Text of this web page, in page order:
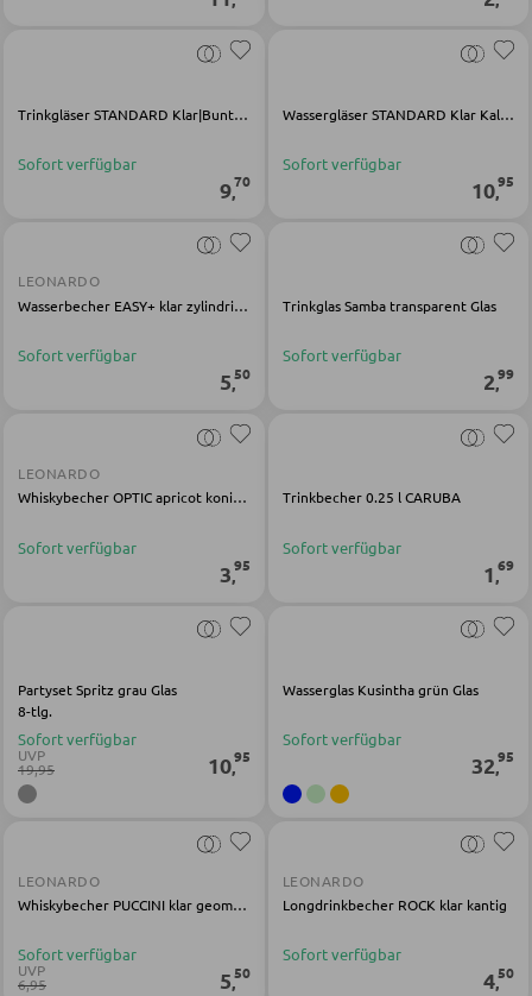
WOHNWÄNDE
Anbauwände
TV-MÖBEL
WOHNZIMMERTISCHE
SESSEL
Relaxsessel
Ohrensessel
Sitzhocker
Barhocker
LED-Tischleuchten
LED-Schreibtischleuchten
AUSSENBELEUCHTUNG
Außenleuchten
LEUCHTENSERIEN
Trinkgläser STANDARD Klar|Bunt Kalk-Soda-Glas
Sofort verfügbar
9,70
Wassergläser STANDARD Klar Kalk-Soda-Glas
Sofort verfügbar
10,95
LEONARDO
Wasserbecher EASY+ klar zylindrisch
Sofort verfügbar
5,50
Trinkglas Samba transparent Glas
Sofort verfügbar
2,99
LEONARDO
Whiskybecher OPTIC apricot konisch
Sofort verfügbar
3,95
Trinkbecher 0.25 l CARUBA
Sofort verfügbar
1,69
Partyset Spritz grau Glas
8-tlg.
Sofort verfügbar
UVP
19,95 10,95
Wasserglas Kusintha grün Glas
Sofort verfügbar
32,95
LEONARDO
Whiskybecher PUCCINI klar geometrisch
Sofort verfügbar
UVP
6,95 5,50
LEONARDO
Longdrinkbecher ROCK klar kantig
Sofort verfügbar
4,50